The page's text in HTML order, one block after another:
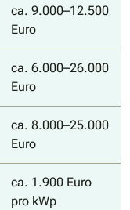
ca. 9.000–12.500
Euro
ca. 6.000–26.000
Euro
ca. 8.000–25.000
Euro
ca. 1.900 Euro
pro kWp